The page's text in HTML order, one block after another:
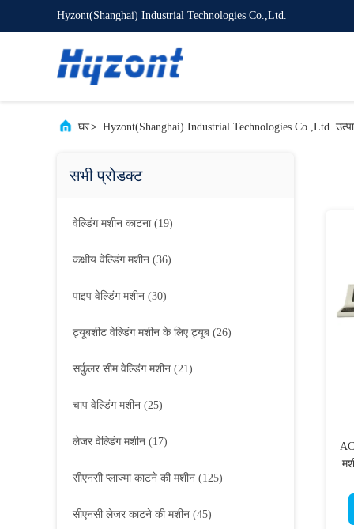
Hyzont(Shanghai) Industrial Technologies Co.,Ltd.
घर> Hyzont(Shanghai) Industrial Technologies Co.,Ltd.
सभी प्रोडक्ट
वेल्डिंग मशीन काटना(19)
कक्षीय वेल्डिंग मशीन (36)
पाइप वेल्डिंग मशीन (30)
ट्यूबशीट वेल्डिंग मशीन के लिए ट्यूब (26)
सर्कुलर सीम वेल्डिंग मशीन (21)
चाप वेल्डिंग मशीन (25)
लेजर वेल्डिंग मशीन (17)
सीएनसी प्लाज्मा काटने की मशीन (125)
सीएनसी लेजर काटने की मशीन (45)